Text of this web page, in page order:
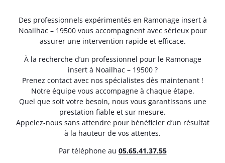
Des professionnels expérimentés en Ramonage insert à
Noailhac – 19500 vous accompagnent avec sérieux pour
assurer une intervention rapide et efficace.
À la recherche d’un professionnel pour le Ramonage
insert à Noailhac – 19500 ?
Prenez contact avec nos spécialistes dès maintenant !
Notre équipe vous accompagne à chaque étape.
Quel que soit votre besoin, nous vous garantissons une
prestation fiable et sur mesure.
Appelez-nous sans attendre pour bénéficier d’un résultat
à la hauteur de vos attentes.
Par téléphone au 05.65.41.37.55